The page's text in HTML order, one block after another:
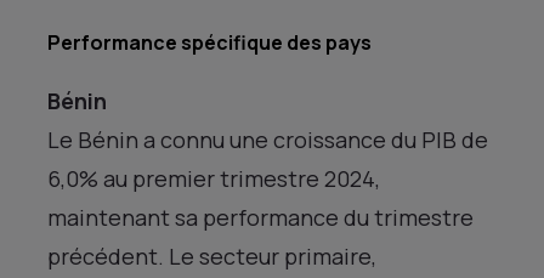
Performance spécifique des pays
Bénin
Le Bénin a connu une croissance du PIB de
6,0% au premier trimestre 2024,
maintenant sa performance du trimestre
précédent. Le secteur primaire,